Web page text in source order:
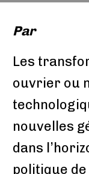
Par
Les
ouvrier ou
nouvelles
dans
politique de